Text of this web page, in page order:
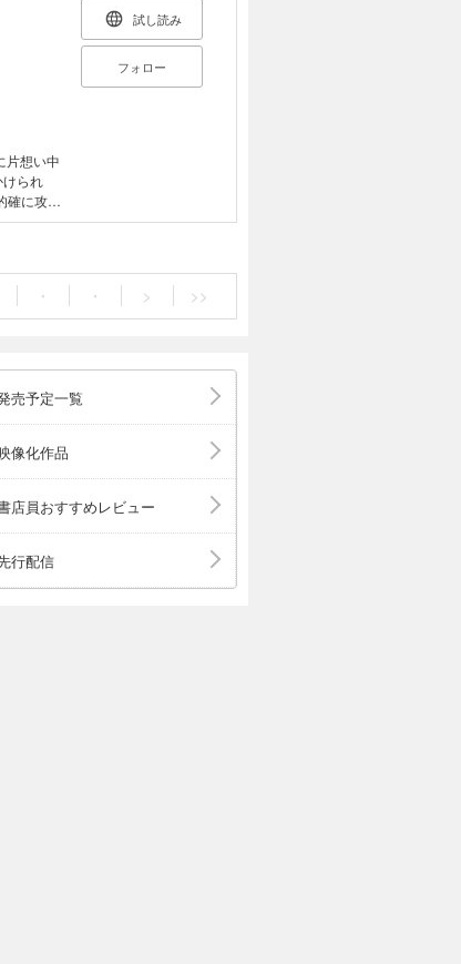
片想い中
られ
不感症だ
試し読み
フォロー
・ ・ > >>
売予定一覧
像化作品
店員おすすめレビュー
行配信